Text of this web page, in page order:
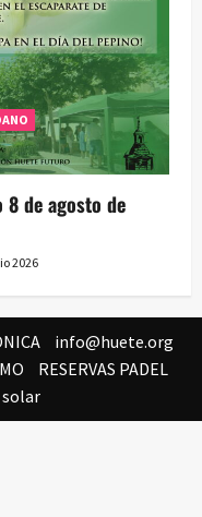
8 de agosto de
2026
info@huete.org
RESERVAS PADEL